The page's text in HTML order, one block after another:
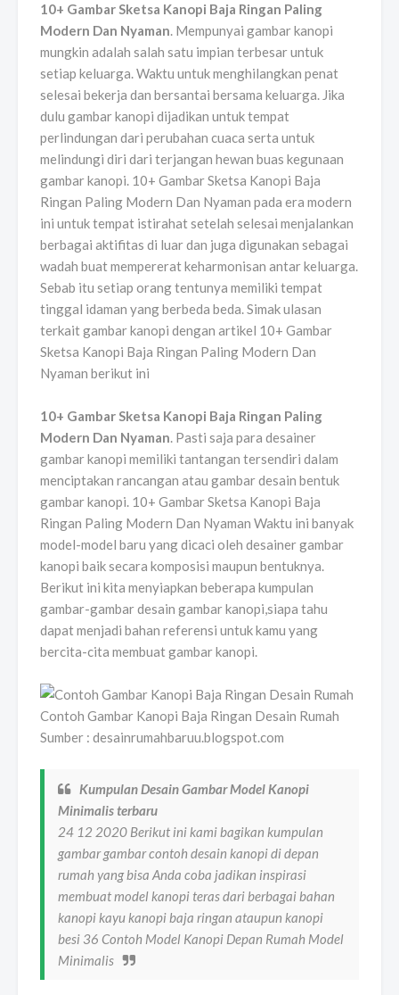
10+ Gambar Sketsa Kanopi Baja Ringan Paling
Modern Dan Nyaman. Mempunyai gambar kanopi
mungkin adalah salah satu impian terbesar untuk
setiap keluarga. Waktu untuk menghilangkan penat
selesai bekerja dan bersantai bersama keluarga. Jika
dulu gambar kanopi dijadikan untuk tempat
perlindungan dari perubahan cuaca serta untuk
melindungi diri dari terjangan hewan buas kegunaan
gambar kanopi. 10+ Gambar Sketsa Kanopi Baja
Ringan Paling Modern Dan Nyaman pada era modern
ini untuk tempat istirahat setelah selesai menjalankan
berbagai aktifitas di luar dan juga digunakan sebagai
wadah buat mempererat keharmonisan antar keluarga.
Sebab itu setiap orang tentunya memiliki tempat
tinggal idaman yang berbeda beda. Simak ulasan
terkait gambar kanopi dengan artikel 10+ Gambar
Sketsa Kanopi Baja Ringan Paling Modern Dan
Nyaman berikut ini
10+ Gambar Sketsa Kanopi Baja Ringan Paling
Modern Dan Nyaman. Pasti saja para desainer
gambar kanopi memiliki tantangan tersendiri dalam
menciptakan rancangan atau gambar desain bentuk
gambar kanopi. 10+ Gambar Sketsa Kanopi Baja
Ringan Paling Modern Dan Nyaman Waktu ini banyak
model-model baru yang dicaci oleh desainer gambar
kanopi baik secara komposisi maupun bentuknya.
Berikut ini kita menyiapkan beberapa kumpulan
gambar-gambar desain gambar kanopi,siapa tahu
dapat menjadi bahan referensi untuk kamu yang
bercita-cita membuat gambar kanopi.
Contoh Gambar Kanopi Baja Ringan Desain Rumah
Sumber : desainrumahbaruu.blogspot.com
Kumpulan Desain Gambar Model Kanopi
Minimalis terbaru
24 12 2020 Berikut ini kami bagikan kumpulan
gambar gambar contoh desain kanopi di depan
rumah yang bisa Anda coba jadikan inspirasi
membuat model kanopi teras dari berbagai bahan
kanopi kayu kanopi baja ringan ataupun kanopi
besi 36 Contoh Model Kanopi Depan Rumah Model
Minimalis